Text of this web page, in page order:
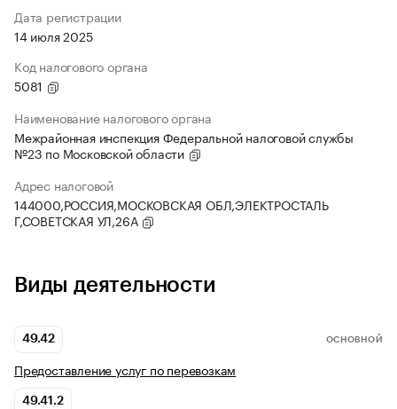
Дата регистрации
14 июля 2025
Код налогового органа
5081
Наименование налогового органа
Межрайонная инспекция Федеральной налоговой службы
№23 по Московской области
Адрес налоговой
144000,РОССИЯ,МОСКОВСКАЯ ОБЛ,ЭЛЕКТРОСТАЛЬ
Г,СОВЕТСКАЯ УЛ,26А
Виды деятельности
49.42 ОСНОВНОЙ
Предоставление услуг по перевозкам
49.41.2